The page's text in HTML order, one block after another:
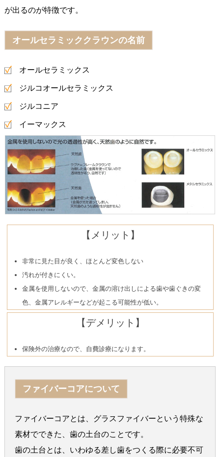
が出るのが特徴です。
オールセラミッククラウンの名前
オールセラミックス
ジルコオールセラミックス
ジルコニア
イーマックス
【メリット】
非常に見た目が良く、ほとんど変色しない
汚れが付きにくい。
金属を使用しないので、金属の溶け出しによる歯や歯ぐきの変
色、金属アレルギーなどが起こる可能性が低い。
【デメリット】
保険外の治療なので、自費診療になります。
ファイバーコアについて
ファイバーコアとは、グラスファイバーという特殊な
素材でできた、歯の土台のことです。
歯の土台とは、いわゆる差し歯をつくる際に必要不可